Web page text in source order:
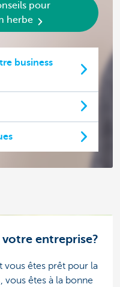
pour
herbe
business
entreprise?
vous êtes prêt pour la
vous êtes à la bonne